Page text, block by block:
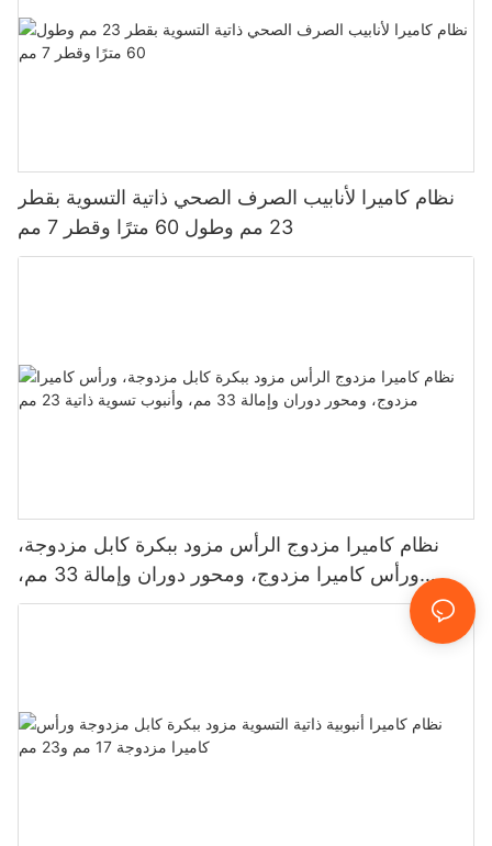
نظام كاميرا لأنابيب الصرف الصحي ذاتية التسوية بقطر
23 مم وطول 60 مترًا وقطر 7 مم
نظام كاميرا مزدوج الرأس مزود ببكرة كابل مزدوجة،
ورأس كاميرا مزدوج، ومحور دوران وإمالة 33 مم،
وأنبوب تسوية ذاتية 23 مم